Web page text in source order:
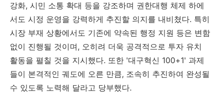
강화, 시민 소통 확대 등을 강조하며 권한대행 체제 하에
서도 시정 운영을 강력하게 추진할 의지를 내비쳤다. 특히
시장 부재 상황에서도 기존에 약속된 행정 지원 등은 변함
없이 진행될 것이며, 오히려 더욱 공격적으로 투자 유치
활동을 펼칠 것을 지시했다. 또한 '대구혁신 100+1' 과제
들이 본격적인 궤도에 오른 만큼, 조속히 추진하여 완성될
수 있도록 노력해 달라고 당부했다.